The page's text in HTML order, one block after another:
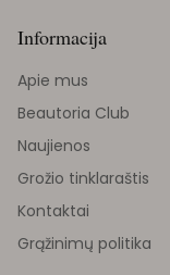
Informacija
Apie mus
Beautoria Club
Naujienos
Grožio tinklaraštis
Kontaktai
Grąžinimų politika